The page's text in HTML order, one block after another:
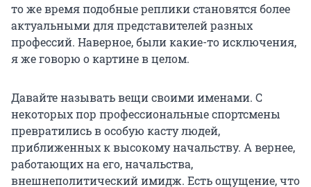
то же время подобные реплики становятся более
актуальными для представителей разных
профессий. Наверное, были какие-то исключения,
я же говорю о картине в целом.
Давайте называть вещи своими именами. С
некоторых пор профессиональные спортсмены
превратились в особую касту людей,
приближенных к высокому начальству. А вернее,
работающих на его, начальства,
внешнеполитический имидж. Есть ощущение, что